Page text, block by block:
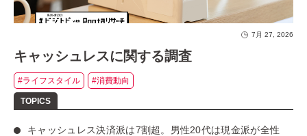
7月 27, 2026
キャッシュレスに関する調査
#ライフスタイル #消費動向
キャッシュレス決済派は7割超 。男性20代は現金派が全性